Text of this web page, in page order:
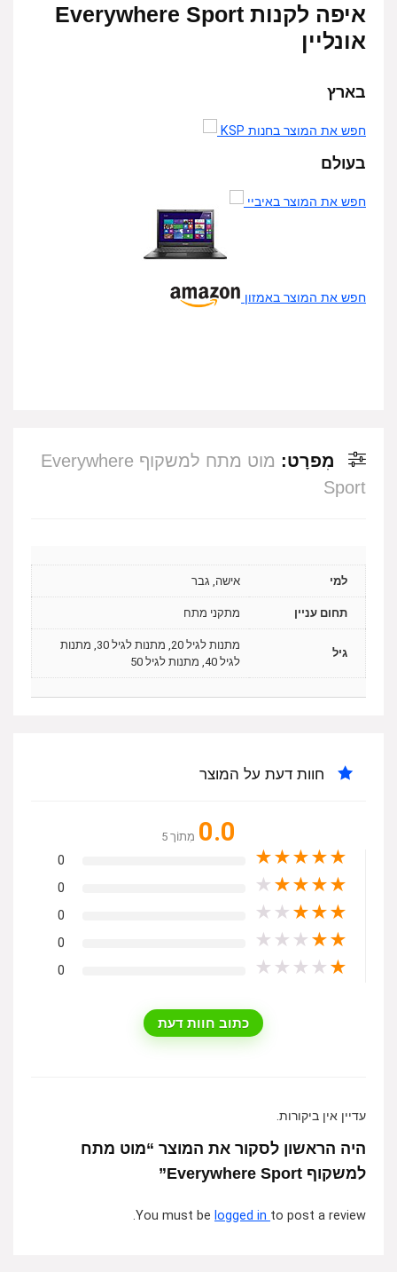
איפה לקנות Everywhere Sport
אונליין
בארץ
חפש את המוצר בחנות KSP
בעולם
חפש את המוצר באיביי
חפש את המוצר באמזון
מִפרָט:
מוט מתח למשקוף Everywhere
Sport
למי אישה, גבר
תחום עניין מתקני מתח
גיל
מתנות לגיל 20, מתנות לגיל 30, מתנות
לגיל 40, מתנות לגיל 50
חוות דעת על המוצר
0.0 מִתוֹך 5
★
★
★
★
★
0
★
★
★
★
★
0
★
★
★
★
★
0
★
★
★
★
★
0
★
★
★
★
★
0
כתוב חוות דעת
עדיין אין ביקורות.
היה הראשון לסקור את המוצר “מוט מתח
למשקוף Everywhere Sport”
You must be logged in to post a review.